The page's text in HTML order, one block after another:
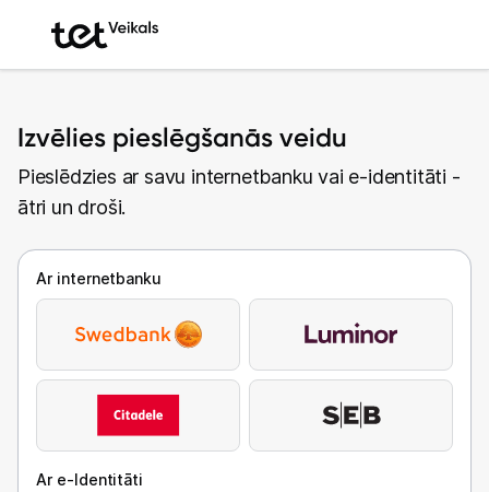
Izvēlies pieslēgšanās veidu
Pieslēdzies ar savu internetbanku vai e-identitāti -
ātri un droši.
Ar internetbanku
Ar e-Identitāti